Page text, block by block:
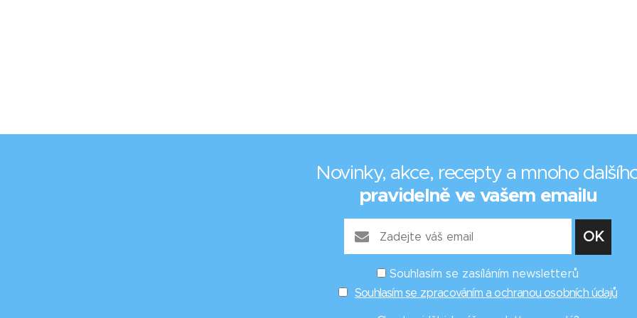
Novinky, akce, recepty a mnoho
pravidelně ve vašem emailu
Souhlasím se zasíláním newsletterů
Souhlasím se zpracováním a ochranou osobních údajů